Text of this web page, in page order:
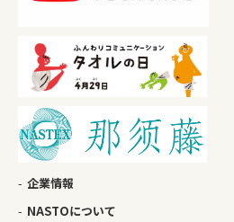
企業情報
NASTOについて